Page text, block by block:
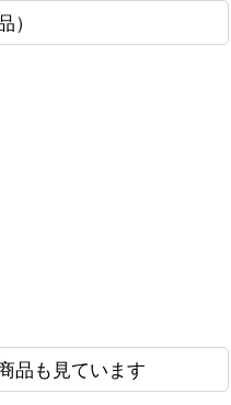
）
品も見ています